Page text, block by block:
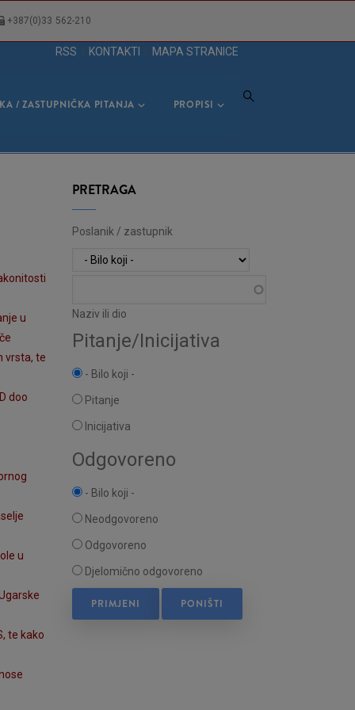
+387(0)33 562-210
RSS KONTAKTI MAPA STRANICE
/ ZASTUPNIČKA PITANJA PROPISI
u
vrsta, te
doo
u
te kako
PRETRAGA
Poslanik / zastupnik
Naziv ili dio
Pitanje/Inicijativa
- Bilo koji -
Pitanje
Inicijativa
Odgovoreno
- Bilo koji -
Neodgovoreno
Odgovoreno
Djelomično odgovoreno